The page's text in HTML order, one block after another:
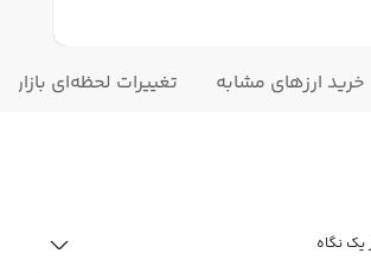
خرید ارزهای مشابه تغییرات لحظه‌ای بازار
یک نگاه